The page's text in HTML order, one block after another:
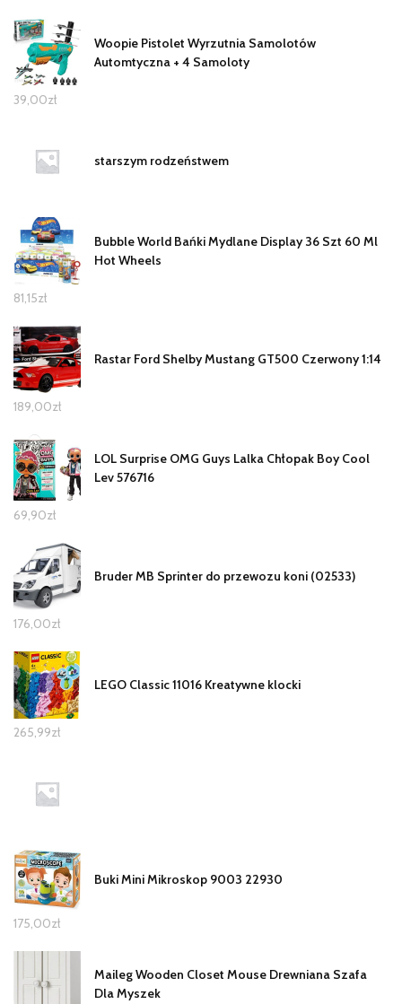
Woopie Pistolet Wyrzutnia Samolotów
Automtyczna + 4 Samoloty
39,00zł
starszym rodzeństwem
Bubble World Bańki Mydlane Display 36 Szt 60 Ml
Hot Wheels
81,15zł
Rastar Ford Shelby Mustang GT500 Czerwony 1:14
189,00zł
LOL Surprise OMG Guys Lalka Chłopak Boy Cool
Lev 576716
69,90zł
Bruder MB Sprinter do przewozu koni (02533)
176,00zł
LEGO Classic 11016 Kreatywne klocki
265,99zł
Buki Mini Mikroskop 9003 22930
175,00zł
Maileg Wooden Closet Mouse Drewniana Szafa
Dla Myszek